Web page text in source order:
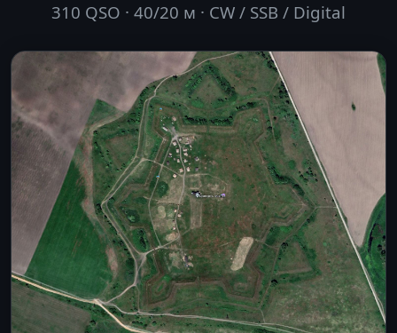
310 QSO · 40/20 м · CW / SSB / Digital